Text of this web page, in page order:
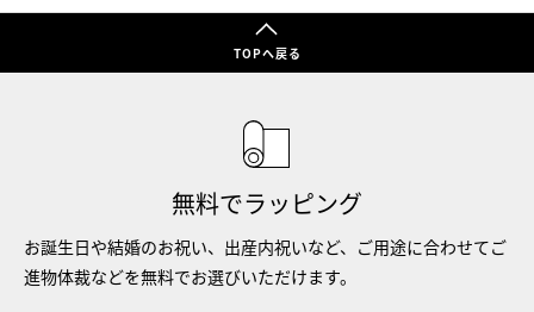
TOPへ戻る
無料でラッピング
お誕生日や結婚のお祝い、出産内祝いなど、ご用途に合わせてご
進物体裁などを無料でお選びいただけます。